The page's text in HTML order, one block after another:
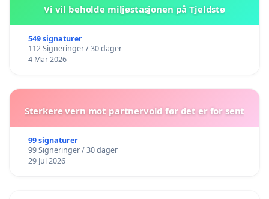
Vi vil beholde miljøstasjonen på Tjeldstø
549 signaturer
112 Signeringer / 30 dager
4 Mar 2026
Sterkere vern mot partnervold før det er for sent
99 signaturer
99 Signeringer / 30 dager
29 Jul 2026